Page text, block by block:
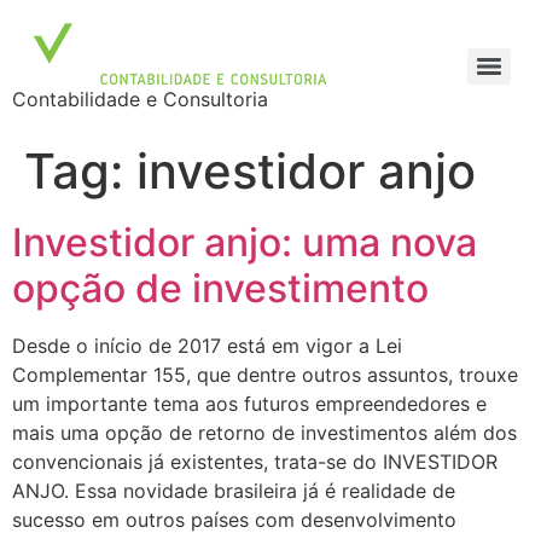
Contabilidade e Consultoria
Tag: investidor anjo
Investidor anjo: uma nova
opção de investimento
Desde o início de 2017 está em vigor a Lei
Complementar 155, que dentre outros assuntos, trouxe
um importante tema aos futuros empreendedores e
mais uma opção de retorno de investimentos além dos
convencionais já existentes, trata-se do INVESTIDOR
ANJO. Essa novidade brasileira já é realidade de
sucesso em outros países com desenvolvimento